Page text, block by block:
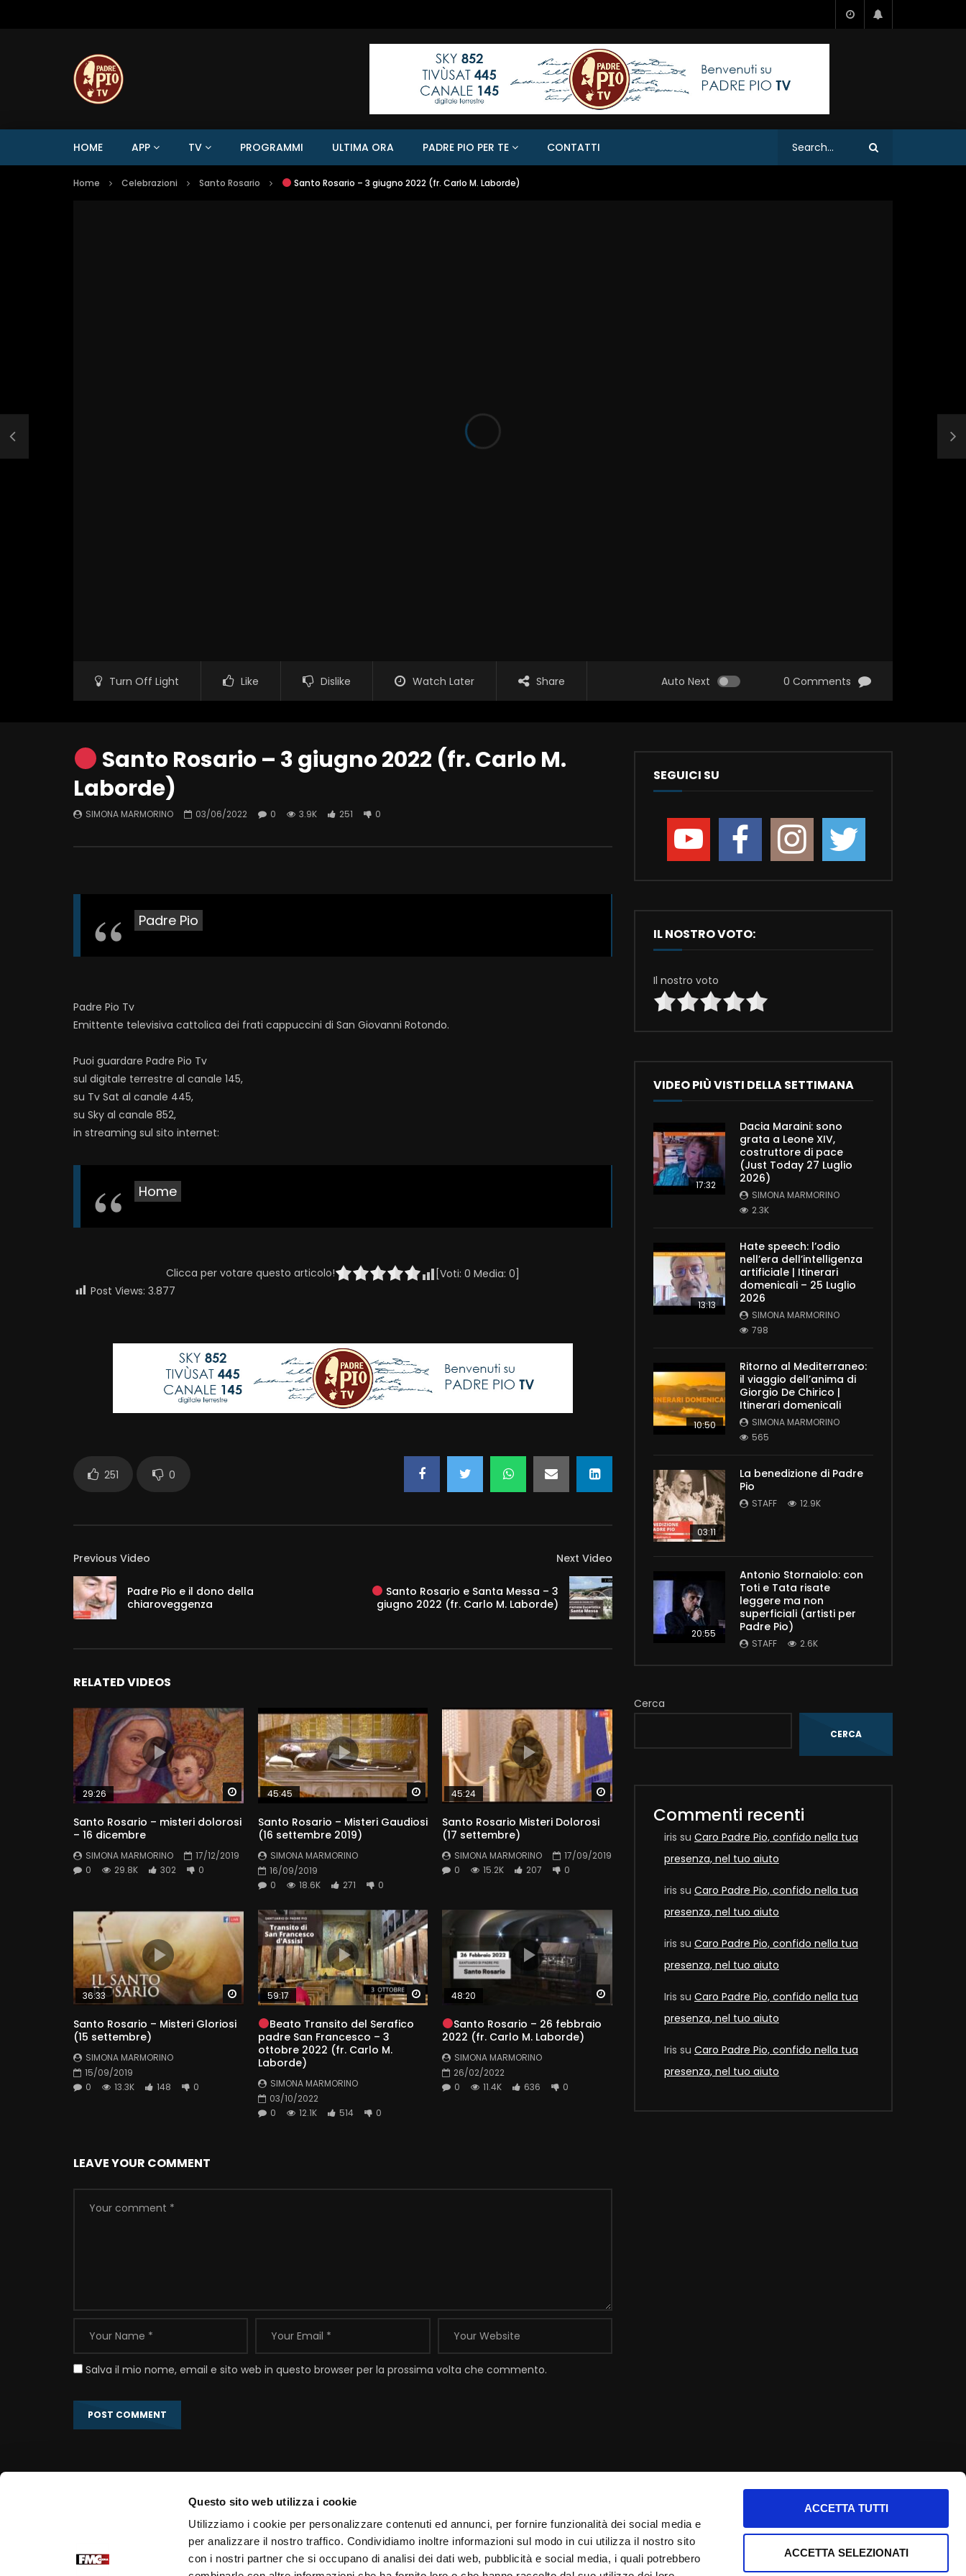
Questo sito web utilizza i cookie
Utilizziamo i cookie per personalizzare contenuti ed annunci, per fornire funzionalità dei social media e
per analizzare il nostro traffico. Condividiamo inoltre informazioni sul modo in cui utilizza il nostro sito
con i nostri partner che si occupano di analisi dei dati web, pubblicità e social media, i quali potrebbero
ACCETTA TUTTI
ACCETTA SELEZIONATI
HOME APP TV PROGRAMMI ULTIMA ORA PADRE PIO PER TE CONTATTI
Home Celebrazioni Santo Rosario Santo Rosario – 3 giugno 2022 (fr. Carlo M. Laborde)
Turn Off Light Like Dislike Watch Later Share Auto Next 0 Comments
Santo Rosario – 3 giugno 2022 (fr. Carlo M.
Laborde)
SIMONA MARMORINO 03/06/2022 0 3.9K 251 0
Padre Pio
Padre Pio Tv
Emittente televisiva cattolica dei frati cappuccini di San Giovanni Rotondo.
Puoi guardare Padre Pio Tv
sul digitale terrestre al canale 145,
su Tv Sat al canale 445,
su Sky al canale 852,
in streaming sul sito internet:
Home
Clicca per votare questo articolo! [Voti: 0 Media: 0
Post Views: 3.877
251 0
Previous Video
Padre Pio e il dono della
chiaroveggenza
Next Video
Santo Rosario e Santa Messa – 3
giugno 2022 (fr. Carlo M. Laborde)
RELATED VIDEOS
Watch Later
29:26
Santo Rosario – misteri dolorosi
– 16 dicembre
SIMONA MARMORINO
17/12/2019
0
29.8K 302 0
Watch Later
45:45
Santo Rosario – Misteri Gaudiosi
(16 settembre 2019)
SIMONA MARMORINO
16/09/2019
0
18.6K 271 0
Watch Later
45:24
Santo Rosario Misteri Dolorosi
(17 settembre)
SIMONA MARMORINO
17/09/2019
0
15.2K 207 0
Watch Later
36:33
Santo Rosario – Misteri Gloriosi
(15 settembre)
SIMONA MARMORINO
15/09/2019
0
13.3K 148 0
Watch Later
59:17
Beato Transito del Serafico
padre San Francesco – 3
ottobre 2022 (fr. Carlo M.
Laborde)
SIMONA MARMORINO
03/10/2022
0
12.1K 514 0
48:20
Santo Rosario – 26 febbraio
2022 (fr. Carlo M. Laborde)
SIMONA MARMORINO
26/02/2022
0
11.4K 636 0
LEAVE YOUR COMMENT
Salva il mio nome, email e sito web in questo browser per la prossima volta che commento.
SEGUICI SU
IL NOSTRO VOTO:
Il nostro voto
VIDEO PIÙ VISTI DELLA SETTIMANA
17:32
Dacia Maraini: sono
grata a Leone XIV,
costruttore di pace
(Just Today 27 Luglio
2026)
SIMONA MARMORINO
2.3K
13:13
Hate speech: l’odio
nell’era dell’intelligenza
artificiale | Itinerari
domenicali – 25 Luglio
2026
SIMONA MARMORINO
798
10:50
Ritorno al Mediterraneo:
il viaggio dell’anima di
Giorgio De Chirico |
Itinerari domenicali
SIMONA MARMORINO
565
03:11
La benedizione di Padre
Pio
STAFF 12.9K
20:55
Antonio Stornaiolo: con
Toti e Tata risate
leggere ma non
superficiali (artisti per
Padre Pio)
STAFF 2.6K
Cerca
CERCA
Commenti recenti
iris su Caro Padre Pio, confido nella tua
presenza, nel tuo aiuto
iris su Caro Padre Pio, confido nella tua
presenza, nel tuo aiuto
iris su Caro Padre Pio, confido nella tua
presenza, nel tuo aiuto
Iris su Caro Padre Pio, confido nella tua
presenza, nel tuo aiuto
Iris su Caro Padre Pio, confido nella tua
presenza, nel tuo aiuto
Portale Ufficiale PadrePio.it
Fondazione Voce di Padre Pio
Contatti
Email:info@padrepio.tv
Tel:+39.0882.413113
Info utili
Informativa privacy
Cookie Policy